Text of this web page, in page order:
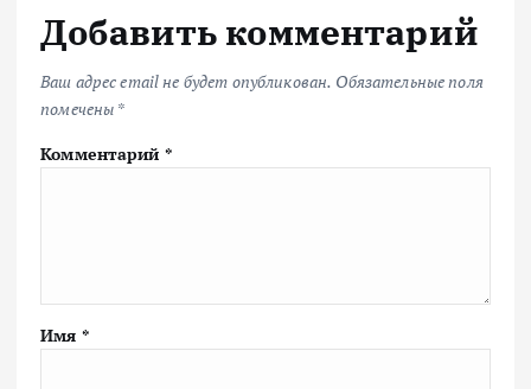
Добавить комментарий
Ваш адрес email не будет опубликован. Обязательные поля
помечены *
Комментарий *
Имя *